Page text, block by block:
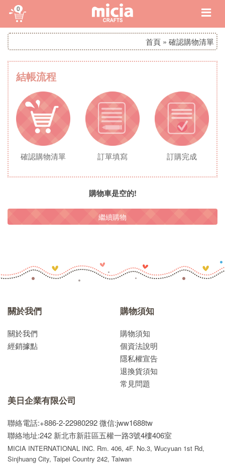
0
首頁 » 確認購物清單
結帳流程
確認購物清單 訂單填寫 訂購完成
購物車是空的!
繼續購物
關於我們
關於我們
經銷據點
購物須知
購物須知
個資法說明
隱私權宣告
退換貨須知
常見問題
美日企業有限公司
聯絡電話:+886-2-22980292微信:jww1688tw
聯絡地址:242 新北市新莊區五權一路3號4樓406室
MICIA INTERNATIONAL INC. Rm. 406, 4F. No.3, Wucyuan 1st Rd,
Sinjhuang City, Taipei Country 242, Taiwan